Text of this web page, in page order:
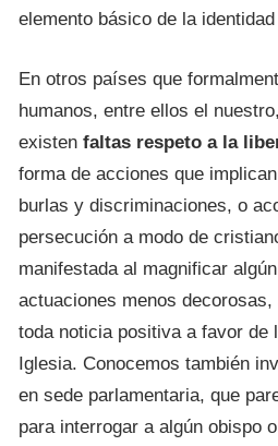
elemento básico de la
En otros países que
humanos, entre ellos el
existen faltas respeto a la
forma de acciones que
burlas y discriminaciones, o
persecución a modo de
manifestada al magnificar
actuaciones menos
toda noticia positiva a favor de
Iglesia. Conocemos también
en sede parlamentaria, que
para interrogar a algún obispo